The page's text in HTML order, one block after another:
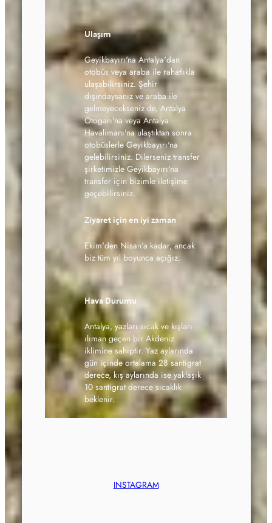
Ulaşım
Geyikbayırı'na Antalya'dan
otobüs veya araba ile rahatlıkla
ulaşabilirsiniz. Şehir
dışındaysanız ve araba ile
gelmeyecekseniz de, Antalya
Otogarı'na veya Antalya
Havalimanı'na ulaştıktan sonra
otobüslerle Geyikbayırı'na
gelebilirsiniz. Dilerseniz transfer
şirketimizle Geyikbayırı'na
transfer için bizimle iletişime
geçebilirsiniz.
Ziyaret için en iyi zaman
Ekim'den Nisan'a kadar, ancak
biz tüm yıl boyunca açığız.
Hava Durumu
Antalya, yazları sıcak ve kışları
ılıman geçen bir Akdeniz
iklimine sahiptir. Yaz aylarında
gün içinde ortalama 28 santigrat
derece, kış aylarında ise yaklaşık
10 santigrat derece sıcaklık
beklenir.
INSTAGRAM